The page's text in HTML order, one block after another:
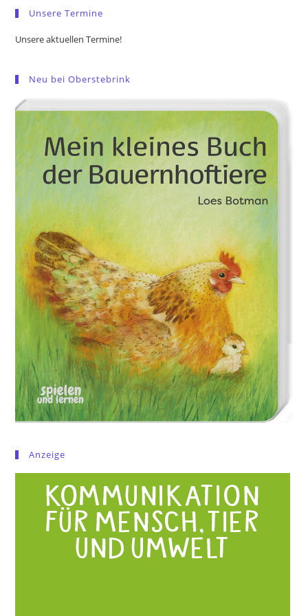
Unsere Termine
Unsere aktuellen Termine!
Neu bei Oberstebrink
Anzeige